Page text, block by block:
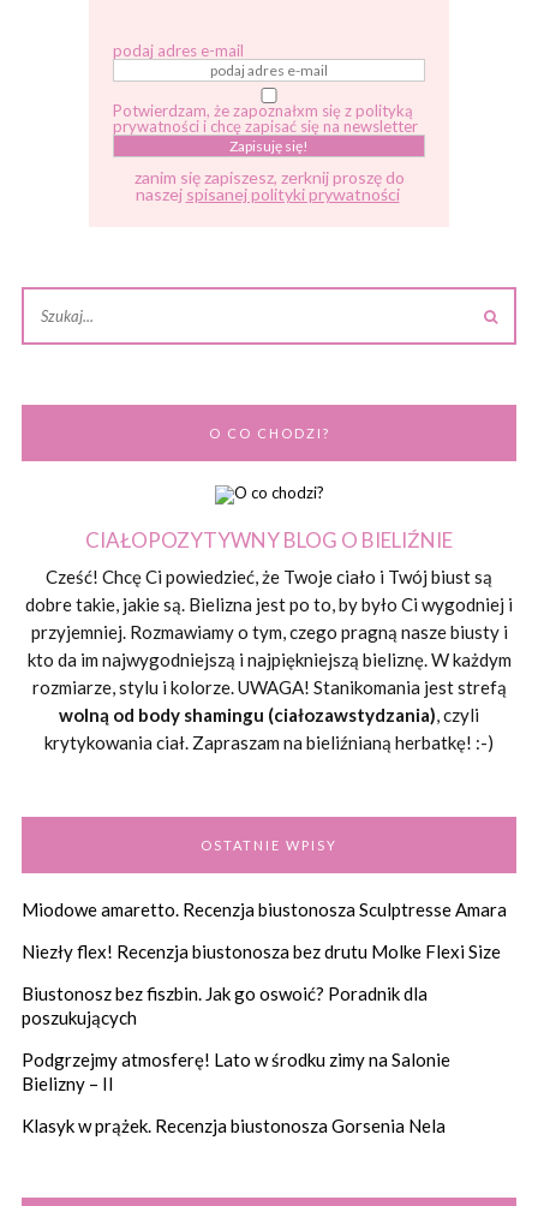
podaj adres e-mail
Potwierdzam, że zapoznałxm się z polityką
prywatności i chcę zapisać się na newsletter
zanim się zapiszesz, zerknij proszę do
naszej spisanej polityki prywatności
O CO CHODZI?
CIAŁOPOZYTYWNY BLOG O BIELIŹNIE
Cześć! Chcę Ci powiedzieć, że Twoje ciało i Twój biust są
dobre takie, jakie są. Bielizna jest po to, by było Ci wygodniej i
przyjemniej. Rozmawiamy o tym, czego pragną nasze biusty i
kto da im najwygodniejszą i najpiękniejszą bieliznę. W każdym
rozmiarze, stylu i kolorze. UWAGA! Stanikomania jest strefą
wolną od body shamingu (ciałozawstydzania), czyli
krytykowania ciał. Zapraszam na bieliźnianą herbatkę! :-)
OSTATNIE WPISY
Miodowe amaretto. Recenzja biustonosza Sculptresse Amara
Niezły flex! Recenzja biustonosza bez drutu Molke Flexi Size
Biustonosz bez fiszbin. Jak go oswoić? Poradnik dla
poszukujących
Podgrzejmy atmosferę! Lato w środku zimy na Salonie
Bielizny – II
Klasyk w prążek. Recenzja biustonosza Gorsenia Nela